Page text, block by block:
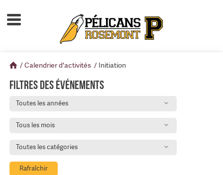
Accueil
Calendrier d'activités
/ Calendrier d'activités / Initiation
Filtres des événements
Toutes les années
Tous les mois
Toutes les catégories
Rafraîchir